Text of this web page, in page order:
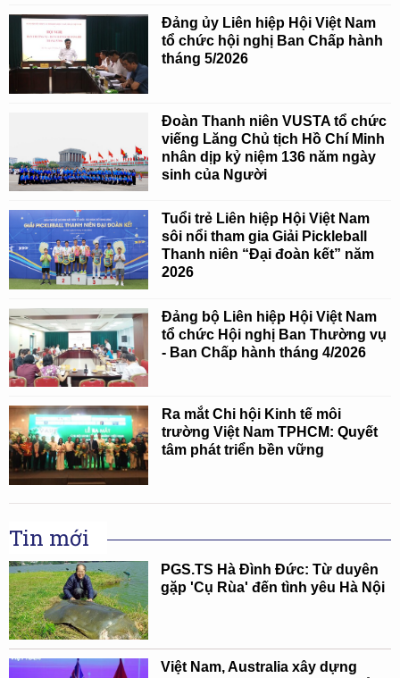
Đảng ủy Liên hiệp Hội Việt Nam
tổ chức hội nghị Ban Chấp hành
tháng 5/2026
Đoàn Thanh niên VUSTA tổ chức
viếng Lăng Chủ tịch Hồ Chí Minh
nhân dịp kỷ niệm 136 năm ngày
sinh của Người
Tuổi trẻ Liên hiệp Hội Việt Nam
sôi nổi tham gia Giải Pickleball
Thanh niên “Đại đoàn kết” năm
2026
Đảng bộ Liên hiệp Hội Việt Nam
tổ chức Hội nghị Ban Thường vụ
- Ban Chấp hành tháng 4/2026
Ra mắt Chi hội Kinh tế môi
trường Việt Nam TPHCM: Quyết
tâm phát triển bền vững
Tin mới
PGS.TS Hà Đình Đức: Từ duyên
gặp 'Cụ Rùa' đến tình yêu Hà Nội
Việt Nam, Australia xây dựng